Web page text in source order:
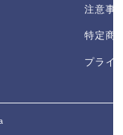
注意事
特定商
プライ